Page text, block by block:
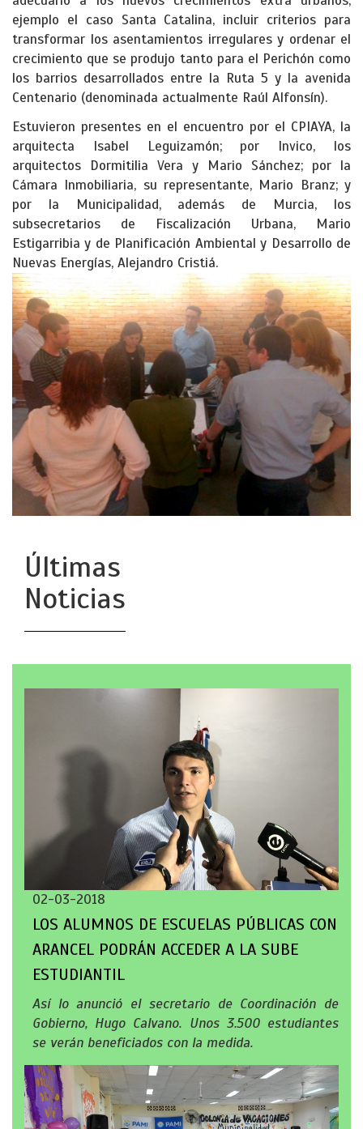
ejemplo el caso Santa Catalina, incluir criterios para
transformar los asentamientos irregulares y ordenar el
crecimiento que se produjo tanto para el Perichón como
los barrios desarrollados entre la Ruta 5 y la avenida
Centenario (denominada actualmente Raúl Alfonsín).
Estuvieron presentes en el encuentro por el CPIAYA, la
arquitecta Isabel Leguizamón; por Invico, los
arquitectos Dormitilia Vera y Mario Sánchez; por la
Cámara Inmobiliaria, su representante, Mario Branz; y
por la Municipalidad, además de Murcia, los
subsecretarios de Fiscalización Urbana, Mario
Estigarribia y de Planificación Ambiental y Desarrollo de
Nuevas Energías, Alejandro Cristiá.
Últimas
Noticias
02-03-2018
LOS ALUMNOS DE ESCUELAS PÚBLICAS CON
ARANCEL PODRÁN ACCEDER A LA SUBE
ESTUDIANTIL
Así lo anunció el secretario de Coordinación de
Gobierno, Hugo Calvano. Unos 3.500 estudiantes
se verán beneficiados con la medida.